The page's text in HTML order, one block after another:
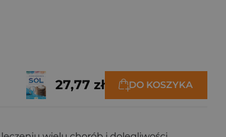
27,77 zł DO KOSZYKA